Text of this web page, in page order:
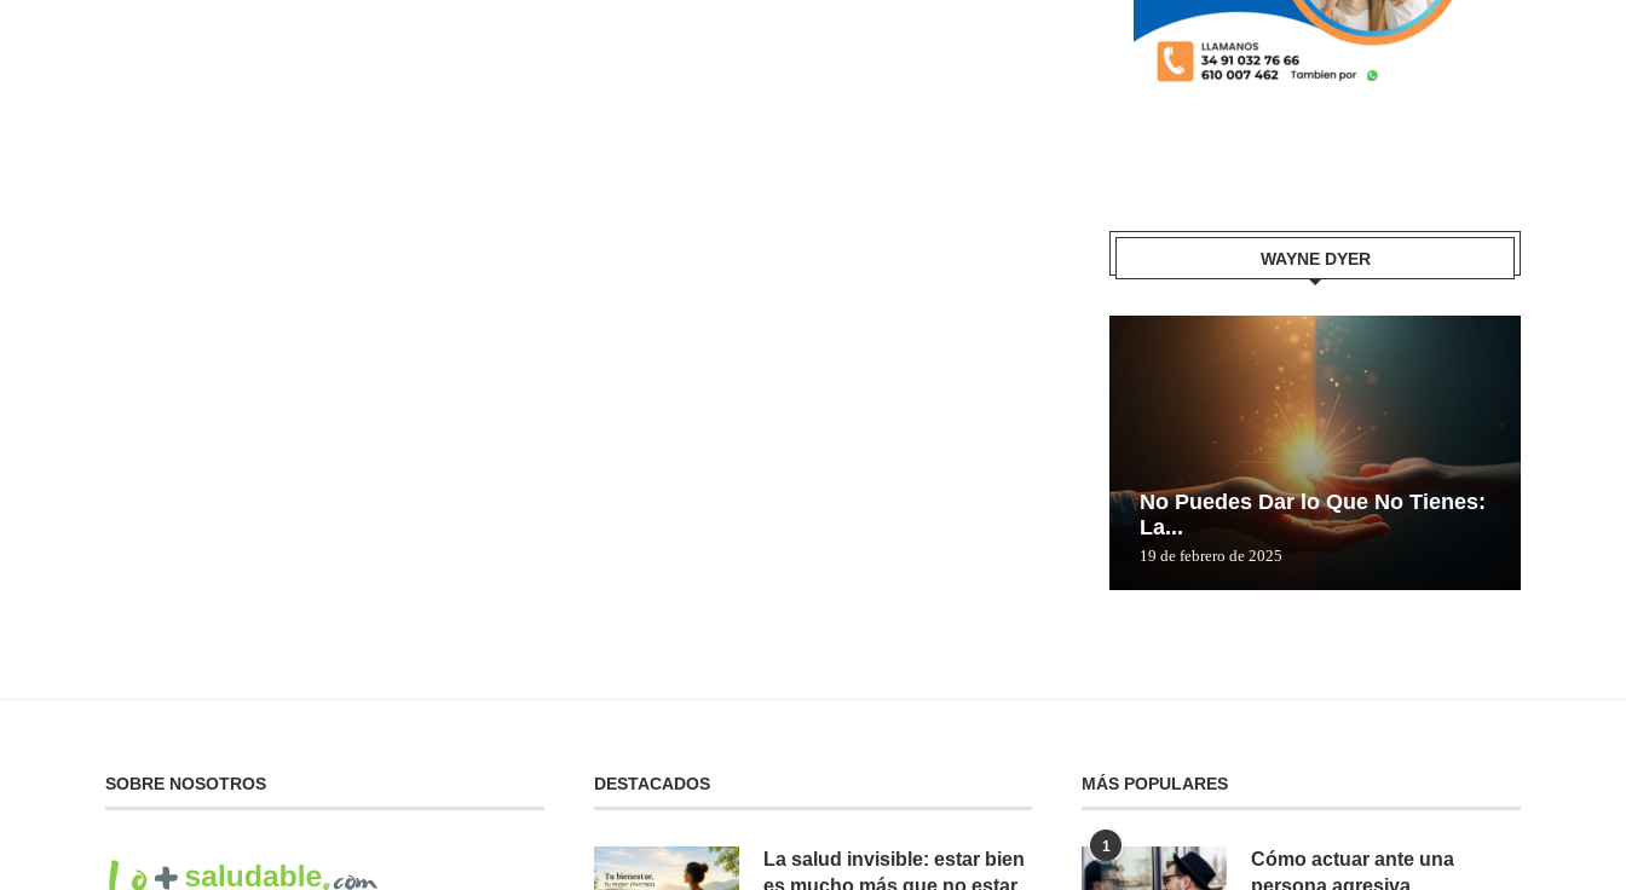
WAYNE DYER
No Puedes Dar lo Que No Tienes:
La...
19 de febrero de 2025
SOBRE NOSOTROS DESTACADOS
La salud invisible: estar bien
es mucho más que no estar
MÁS POPULARES
1
Cómo actuar ante una
persona agresiva